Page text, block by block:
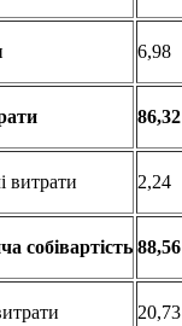
6,98
86,32
витрати 2,24
собівартість 88,56
20,73